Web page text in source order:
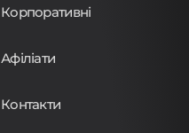
Корпоративні
Афіліати
Контакти